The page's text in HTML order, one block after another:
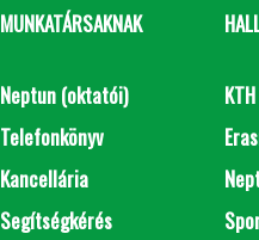
MUNKATÁRSAKNAK
Neptun (oktatói)
Telefonkönyv
Kancellária
Segítségkérés
KTH